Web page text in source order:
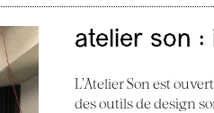
atelier son
L’Atelier Son est
des outils de design